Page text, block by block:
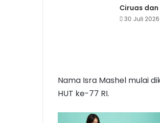
Ciruas
30 Juli 2026
Nama Isra Mashel mulai
HUT ke-77 RI.